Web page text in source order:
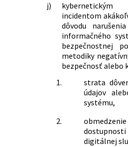
j)
incidentom
dôvodu
informačného
bezpečnostnej
metodiky
bezpečnosť alebo
1.
strata
údajov
systému,
2.
dostupnosti
digitálnej